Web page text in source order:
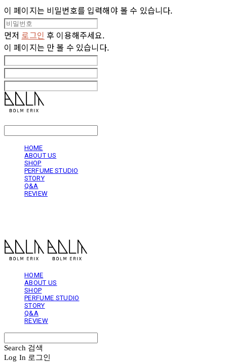
이 페이지는 비밀번호를 입력해야 볼 수 있습니다.
먼저 로그인 후 이용해주세요.
이 페이지는 만 볼 수 있습니다.
HOME
ABOUT US
SHOP
PERFUME STUDIO
STORY
Q&A
REVIEW
HOME
ABOUT US
SHOP
PERFUME STUDIO
STORY
Q&A
REVIEW
Search 검색
Log In 로그인